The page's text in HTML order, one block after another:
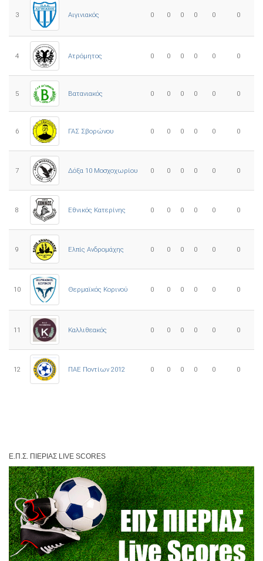
3 Αιγινιακός 0 0 0 0 0 0
4 Ατρόμητος 0 0 0 0 0 0
5 Βατανιακός 0 0 0 0 0 0
6 ΓΑΣ Σβορώνου 0 0 0 0 0 0
7 Δόξα 10 Μοσχοχωρίου 0 0 0 0 0 0
8 Εθνικός Κατερίνης 0 0 0 0 0 0
9 Ελπίς Ανδρομάχης 0 0 0 0 0 0
10 Θερμαϊκός Κορινού 0 0 0 0 0 0
11 Καλλιθεακός 0 0 0 0 0 0
12 ΠΑΕ Ποντίων 2012 0 0 0 0 0 0
Ε.Π.Σ. ΠΙΕΡΊΑΣ LIVE SCORES